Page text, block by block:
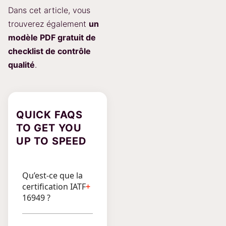
Dans cet article, vous
trouverez également un
modèle PDF gratuit de
checklist de contrôle
qualité.
QUICK FAQS
TO GET YOU
UP TO SPEED
Qu’est-ce que la
certification IATF
16949 ?